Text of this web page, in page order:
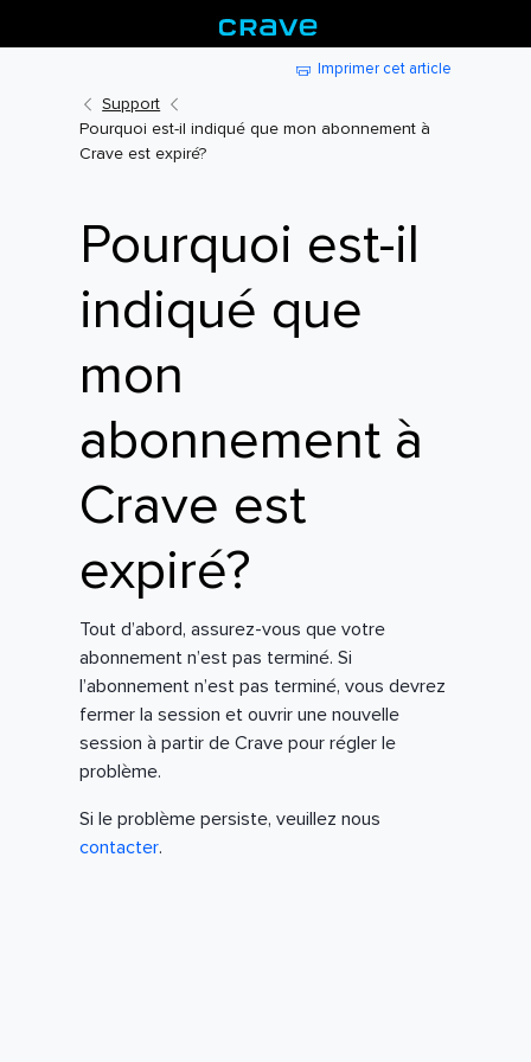
Imprimer cet article
Support
Pourquoi est-il indiqué que mon abonnement à
Crave est expiré?
Pourquoi est-il
indiqué que
mon
abonnement à
Crave est
expiré?
Tout d’abord, assurez-vous que votre
abonnement n’est pas terminé. Si
l’abonnement n’est pas terminé, vous devrez
fermer la session et ouvrir une nouvelle
session à partir de Crave pour régler le
problème.
Si le problème persiste, veuillez nous
contacter.